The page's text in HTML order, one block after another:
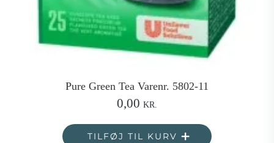
Pure Green Tea Varenr. 5802-11
0,00 KR.
TILFØJ TIL KURV